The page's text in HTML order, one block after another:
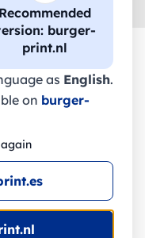
Recommended
burger-
print.nl
as English.
on burger-
B45 -